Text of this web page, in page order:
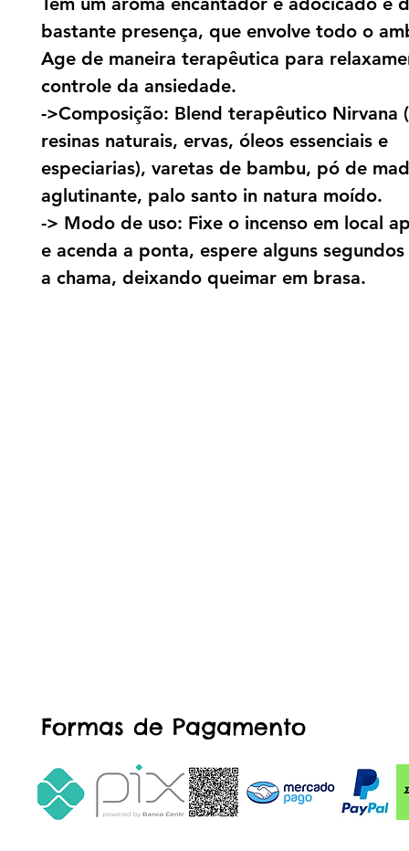
bastante presença, que envolve todo o
Age de maneira terapêutica para
controle da ansiedade.
->Composição: Blend terapêutico Nirvana
resinas naturais, ervas, óleos essenciais e
especiarias), varetas de bambu, pó de
aglutinante, palo santo in natura moído.
-> Modo de uso: Fixe o incenso em local
e acenda a ponta, espere alguns
a chama, deixando queimar em brasa.
Formas de Pagamento